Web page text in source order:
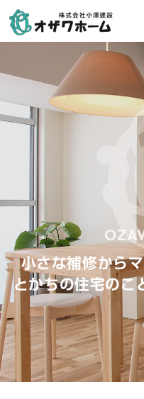
小さな補修から
とかちの住宅のこ